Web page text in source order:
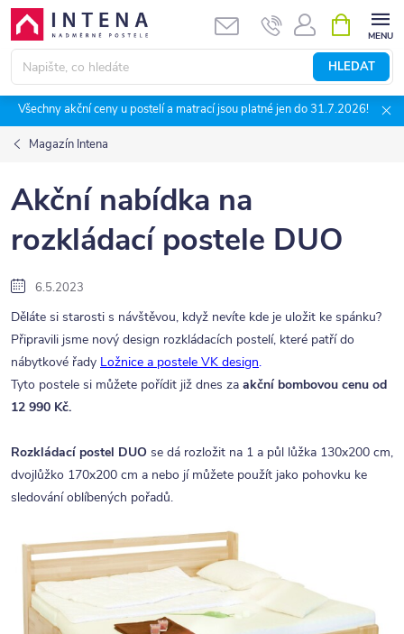
Přejít
obsah
HLEDAT
NÁKUPNÍ
KOŠÍK
Všechny akční ceny u postelí a matrací jsou platné jen do 31.7.2026!
Magazín Intena
Akční nabídka na
rozkládací postele DUO
6.5.2023
Děláte si starosti s návštěvou, když nevíte kde je uložit ke spánku?
Připravili jsme nový design rozkládacích postelí, které patří do
nábytkové řady Ložnice a postele VK design.
Tyto postele si můžete pořídit již dnes za akční bombovou cenu od
12 990 Kč.
Rozkládací postel DUO se dá rozložit na 1 a půl lůžka 130x200 cm,
dvojlůžko 170x200 cm a nebo jí můžete použít jako pohovku ke
sledování oblíbených pořadů.